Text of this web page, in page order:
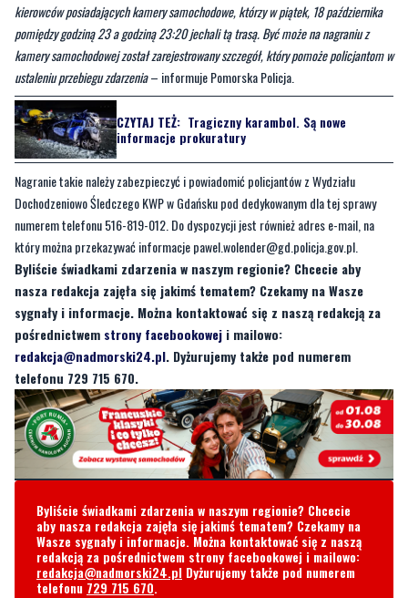
kierowców posiadających kamery samochodowe, którzy w piątek, 18 października
pomiędzy godziną 23 a godziną 23:20 jechali tą trasą. Być może na nagraniu z
kamery samochodowej został zarejestrowany szczegół, który pomoże policjantom w
ustaleniu przebiegu zdarzenia– informuje Pomorska Policja.
CZYTAJ TEŻ: Tragiczny karambol. Są nowe
informacje prokuratury
Nagranie takie należy zabezpieczyć i powiadomić policjantów z Wydziału
Dochodzeniowo Śledczego KWP w Gdańsku pod dedykowanym dla tej sprawy
numerem telefonu 516-819-012. Do dyspozycji jest również adres e-mail, na
który można przekazywać informacjepawel.wolender@gd.policja.gov.pl
Byliście świadkami zdarzenia w naszym regionie? Chcecie aby
nasza redakcja zajęła się jakimś tematem? Czekamy na Wasze
sygnały i informacje. Można kontaktować się z naszą redakcją za
pośrednictwem strony facebookowej i mailowo:
redakcja@nadmorski24.pl. Dyżurujemy także pod numerem
telefonu 729 715 670.
Byliście świadkami zdarzenia w naszym regionie? Chcecie
aby nasza redakcja zajęła się jakimś tematem? Czekamy na
Wasze sygnały i informacje. Można kontaktować się z naszą
redakcją za pośrednictwem strony facebookowej i mailowo:
redakcja@nadmorski24.pl Dyżurujemy także pod numerem
telefonu 729 715 670.